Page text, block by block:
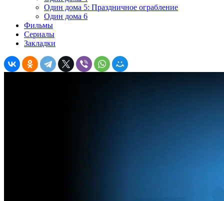
Один дома 5: Праздничное ограбление
Один дома 6
Фильмы
Сериалы
Закладки